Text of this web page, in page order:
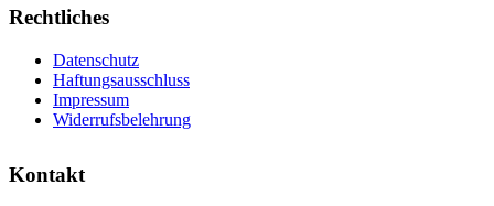
Rechtliches
Datenschutz
Haftungsausschluss
Impressum
Widerrufsbelehrung
Kontakt